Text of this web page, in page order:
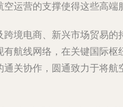
运营的支撑使得这些高端
境电商、新兴市场贸易
航线网络，在关键国际
关协作，圆通致力于将